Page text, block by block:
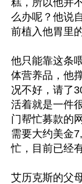
么办呢？他说
前植入他胃里
他只能靠这条
体营养品，他
况不好，请了
活着就是一件
门帮忙募款的
需要大约美金
忙，目前已经
艾历克斯的父